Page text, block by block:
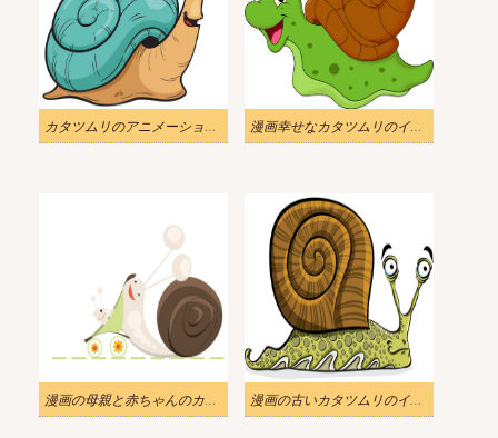
カタツムリのアニメーションイラスト 漫画幸せなカタツムリのイラスト
漫画の母親と赤ちゃんのカタツムリのイラスト 漫画の古いカタツムリのイラスト